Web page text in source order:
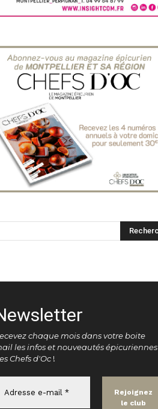
chaque mois dans votre boite
les infos et nouveautés épicuriennes
Chefs d'Oc !